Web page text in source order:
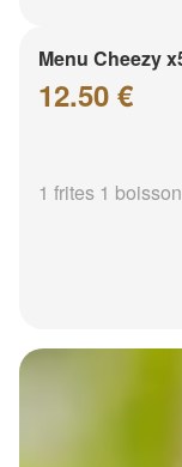
Menu Cheezy
12.50 €
1 frites 1